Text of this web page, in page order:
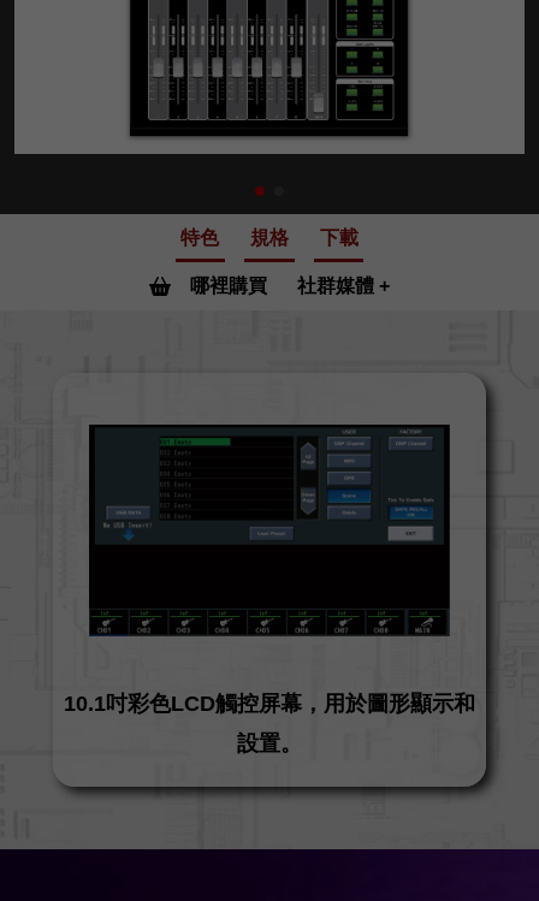
特色 規格 下載
哪裡購買 社群媒體
10.1吋彩色LCD觸控屏幕，用於圖形顯示和
設置。